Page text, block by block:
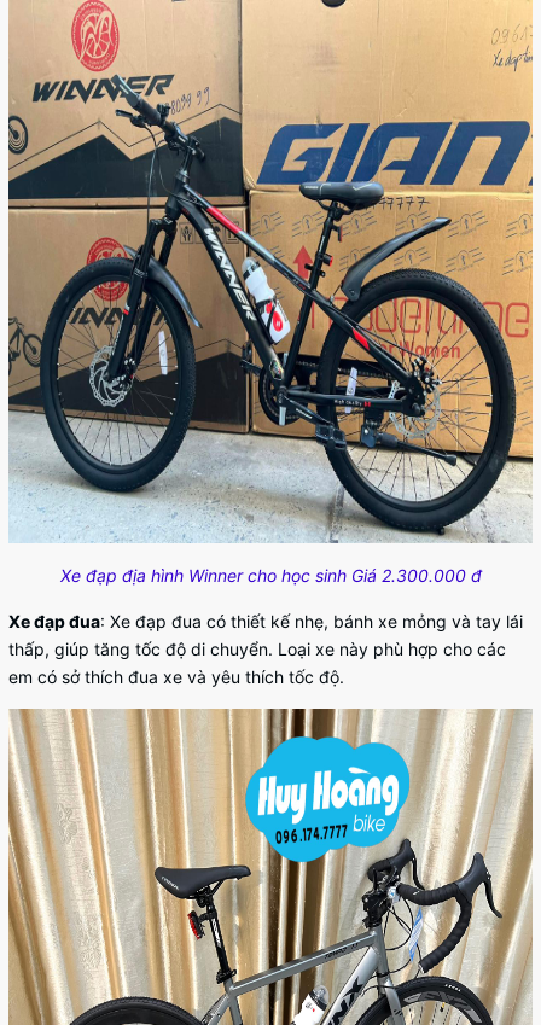
Xe đạp địa hình Winner cho học sinh Giá 2.300.000 đ
Xe đạp đua: Xe đạp đua có thiết kế nhẹ, bánh xe mỏng và tay lái
thấp, giúp tăng tốc độ di chuyển. Loại xe này phù hợp cho các
em có sở thích đua xe và yêu thích tốc độ.